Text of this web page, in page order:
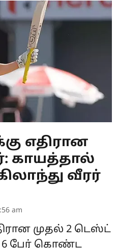
எதிரான
காயத்தால்
வீரர்
am
முதல் 2 டெஸ்ட்
பேர் கொண்ட